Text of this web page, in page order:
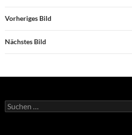
Vorheriges Bild
Nächstes Bild
Suchen
nach: